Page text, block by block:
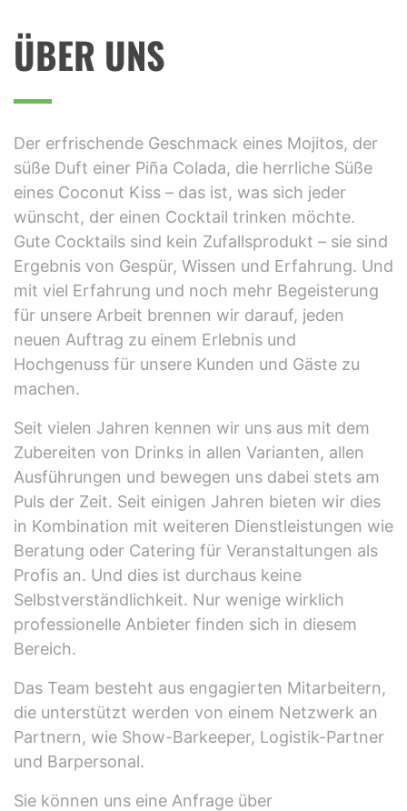
PROFESSIONELLER
ÜBER UNS
Der erfrischende Geschmack eines Mojitos, der
süße Duft einer Piña Colada, die herrliche Süße
eines Coconut Kiss – das ist, was sich jeder
wünscht, der einen Cocktail trinken möchte.
Gute Cocktails sind kein Zufallsprodukt – sie sind
Ergebnis von Gespür, Wissen und Erfahrung. Und
mit viel Erfahrung und noch mehr Begeisterung
für unsere Arbeit brennen wir darauf, jeden
neuen Auftrag zu einem Erlebnis und
Hochgenuss für unsere Kunden und Gäste zu
machen.
Seit vielen Jahren kennen wir uns aus mit dem
Zubereiten von Drinks in allen Varianten, allen
Ausführungen und bewegen uns dabei stets am
Puls der Zeit. Seit einigen Jahren bieten wir dies
in Kombination mit weiteren Dienstleistungen wie
Beratung oder Catering für Veranstaltungen als
Profis an. Und dies ist durchaus keine
Selbstverständlichkeit. Nur wenige wirklich
professionelle Anbieter finden sich in diesem
Bereich.
Das Team besteht aus engagierten Mitarbeitern,
die unterstützt werden von einem Netzwerk an
Partnern, wie Show-Barkeeper, Logistik-Partner
und Barpersonal.
Sie können uns eine Anfrage über